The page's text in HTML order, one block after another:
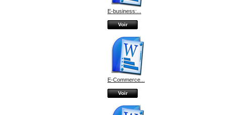
E-business:...
Voir
E-Commerce...
Voir